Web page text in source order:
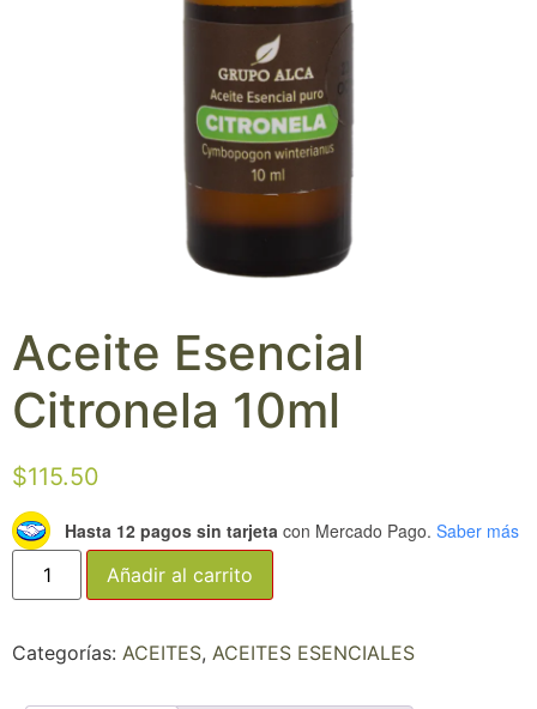
Aceite Esencial
Citronela 10ml
$115.50
Hasta 12 pagos sin tarjeta con Mercado Pago. Saber más
Añadir al carrito
Categorías: ACEITES, ACEITES ESENCIALES